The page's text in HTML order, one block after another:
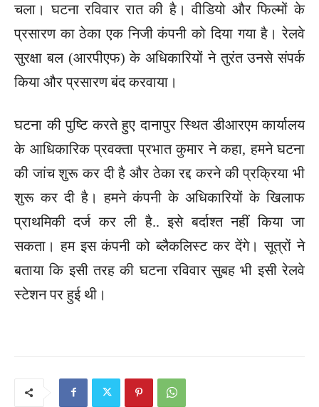
चला। घटना रविवार रात की है। वीडियो और फिल्मों के
प्रसारण का ठेका एक निजी कंपनी को दिया गया है। रेलवे
सुरक्षा बल (आरपीएफ) के अधिकारियों ने तुरंत उनसे संपर्क
किया और प्रसारण बंद करवाया।
घटना की पुष्टि करते हुए दानापुर स्थित डीआरएम कार्यालय
के आधिकारिक प्रवक्ता प्रभात कुमार ने कहा, हमने घटना
की जांच शुरू कर दी है और ठेका रद्द करने की प्रक्रिया भी
शुरू कर दी है। हमने कंपनी के अधिकारियों के खिलाफ
प्राथमिकी दर्ज कर ली है.. इसे बर्दाश्त नहीं किया जा
सकता। हम इस कंपनी को ब्लैकलिस्ट कर देंगे। सूत्रों ने
बताया कि इसी तरह की घटना रविवार सुबह भी इसी रेलवे
स्टेशन पर हुई थी।